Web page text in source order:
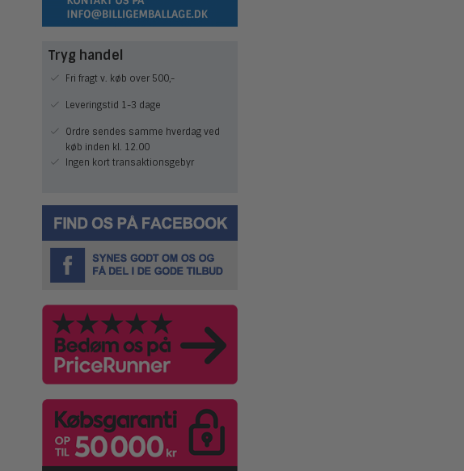
Tryg handel
Fri fragt v. køb over 500,-
Leveringstid 1-3 dage
Ordre sendes samme hverdag ved
køb inden kl. 12.00
Ingen kort transaktionsgebyr